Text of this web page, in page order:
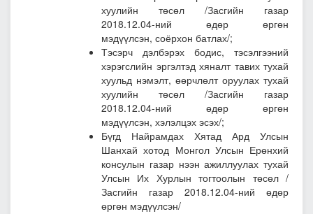
хуулийн төсөл /Засгийн газар
2018.12.04-ний өдөр өргөн
мэдүүлсэн, соёрхон батлах/;
Тэсэрч дэлбэрэх бодис, тэсэлгээний
хэрэгслийн эргэлтэд хяналт тавих тухай
хуульд нэмэлт, өөрчлөлт оруулах тухай
хуулийн төсөл /Засгийн газар
2018.12.04-ний өдөр өргөн
мэдүүлсэн, хэлэлцэх эсэх/;
Бүгд Найрамдах Хятад Ард Улсын
Шанхай хотод Монгол Улсын Ерөнхий
консулын газар нээн ажиллуулах тухай
Улсын Их Хурлын тогтоолын төсөл/
Засгийн газар 2018.12.04-ний өдөр
өргөн мэдүүлсэн/